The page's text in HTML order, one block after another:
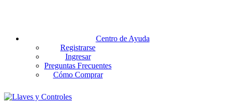
Centro de Ayuda
Registrarse
Ingresar
Preguntas Frecuentes
Cómo Comprar